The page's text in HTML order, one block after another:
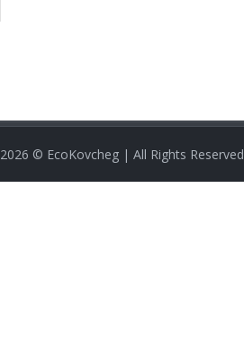
2026 © EcoKovcheg | All Rights Reserved